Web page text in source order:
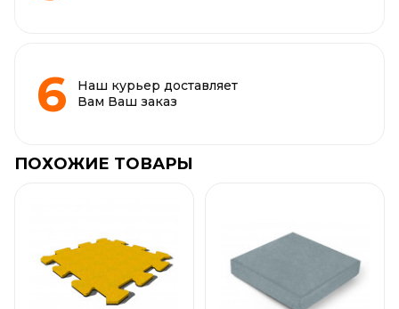
Наш курьер доставляет
Вам Ваш заказ
ПОХОЖИЕ ТОВАРЫ